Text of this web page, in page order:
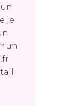
je
un